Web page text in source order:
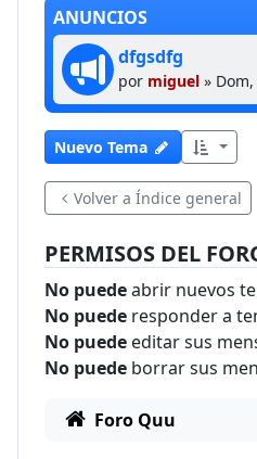
ANUNCIOS
dfgsdfg
por miguel »
Nuevo Tema
Volver a Índice general
PERMISOS DEL
No puedeabrir nuevos
No puede responder a
No puede editar sus
No puede borrar sus
Foro Quu